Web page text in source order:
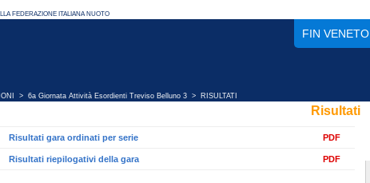
FIN VENETO
> 6a Giornata Attività Esordienti Treviso Belluno 3 > RISULTATI
Risultati
Risultati gara ordinati per serie PDF
Risultati riepilogativi della gara PDF